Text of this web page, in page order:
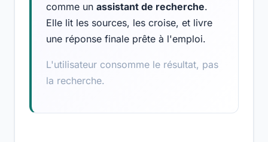
comme un assistant de recherche.
Elle lit les sources, les croise, et livre
une réponse finale prête à l'emploi.
L'utilisateur consomme le résultat, pas
la recherche.